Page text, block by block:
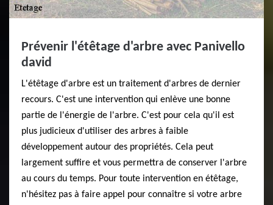
Prévenir l'étêtage d'arbre avec Panivello
david
L'étêtage d'arbre est un traitement d'arbres de dernier
recours. C'est une intervention qui enlève une bonne
partie de l'énergie de l'arbre. C'est pour cela qu'il est
plus judicieux d'utiliser des arbres à faible
développement autour des propriétés. Cela peut
largement suffire et vous permettra de conserver l'arbre
au cours du temps. Pour toute intervention en étêtage,
n'hésitez pas à faire appel pour connaître si votre arbre